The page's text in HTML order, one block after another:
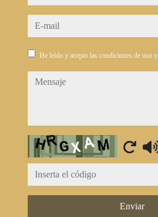
e-mail
He leído y acepto las condiciones de uso y
mensaje
Captcha
Enviar